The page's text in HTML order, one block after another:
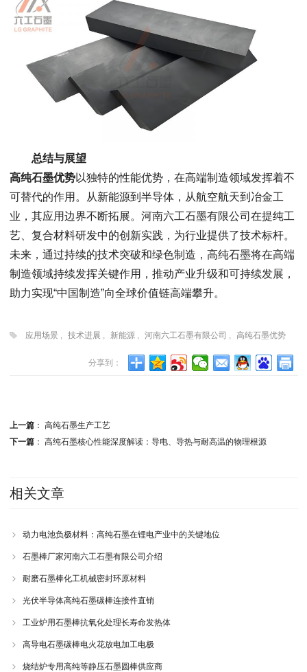
总结与展望
高纯石墨优势以独特的性能优势，在高端制造领域发挥着不
可替代的作用。从新能源到半导体，从航空航天到冶金工
业，其应用边界不断拓展。河南六工石墨有限公司在提纯工
艺、复合材料研发中的创新实践，为行业提供了技术标杆。
未来，通过持续的技术突破和绿色制造，高纯石墨将在高端
制造领域持续发挥关键作用，推动产业升级和可持续发展，
助力实现“中国制造”向全球价值链高端攀升。
应用场景 , 技术进展 , 新能源, 河南六工石墨有限公司 , 高纯石墨优势
分享到：
上一篇： 高纯石墨生产工艺
下一篇： 高纯石墨核心性能深度解读：导电、导热与耐高温的物理根源
相关文章
动力电池负极材料：高纯石墨在锂电产业中的关键地位
石墨棒厂家河南六工石墨有限公司介绍
耐磨石墨棒化工机械密封环原材料
光伏半导体高纯石墨碳棒连接件直销
工业炉用石墨棒抗氧化处理长寿命发热体
高导电石墨碳棒电火花放电加工电极
烧结炉专用高纯等静压石墨圆棒供应商